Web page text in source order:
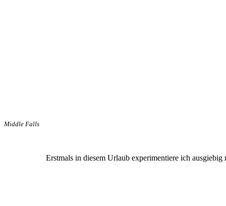
Middle Falls
Erstmals in diesem Urlaub experimentiere ich